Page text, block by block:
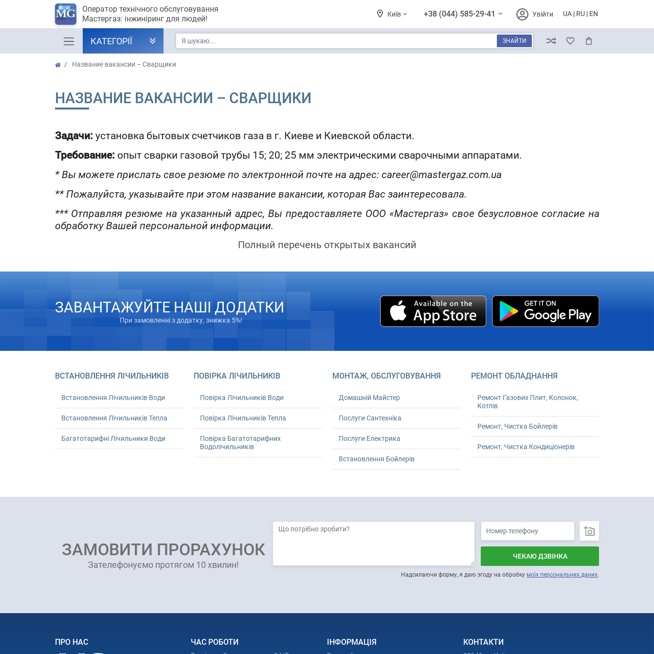
Оператор технічного обслуговування
Мастергаз: інжиніринг для людей!
Київ +38 (044) 585-29-41 Увійти UA RU EN
КАТЕГОРІЇ ЗНАЙТИ Порівняння
ОбранеКошик
Название вакансии – Сварщики
НАЗВАНИЕ ВАКАНСИИ – СВАРЩИКИ
Задачи: установка бытовых счетчиков газа в г. Киеве и Киевской области.
Требование: опыт сварки газовой трубы 15; 20; 25 мм электрическими сварочными аппаратами.
* Вы можете прислать свое резюме по электронной почте на адрес: career@mastergaz.com.ua
** Пожалуйста, указывайте при этом название вакансии, которая Вас заинтересовала.
*** Отправляя резюме на указанный адрес, Вы предоставляете ООО «Мастергаз» свое безусловное согласие на
обработку Вашей персональной информации.
Полный перечень открытых вакансий
ЗАВАНТАЖУЙТЕ НАШІ ДОДАТКИ
При замовленні з додатку, знижка 5%!
ВСТАНОВЛЕННЯ ЛІЧИЛЬНИКІВ
Встановлення Лічильників Води
Встановлення Лічильників Тепла
Багатотарифні Лічильники Води
ПОВІРКА ЛІЧИЛЬНИКІВ
Повірка Лічильників Води
Повірка Лічильників Тепла
Повірка Багатотарифних
Водолічильників
МОНТАЖ, ОБСЛУГОВУВАННЯ
Домашній Майстер
Послуги Сантехніка
Послуги Електрика
Встановлення Бойлерів
РЕМОНТ ОБЛАДНАННЯ
Ремонт Газових Плит, Колонок,
Котлів
Ремонт, Чистка Бойлерів
Ремонт, Чистка Кондиціонерів
ЗАМОВИТИ ПРОРАХУНОК
Зателефонуємо протягом 10 хвилин!
ЧЕКАЮ ДЗВІНКА
Надсилаючи форму, я даю згоду на обробку моїх персональних даних.
ПРО НАС ЧАС РОБОТИ ІНФОРМАЦІЯ КОНТАКТИ